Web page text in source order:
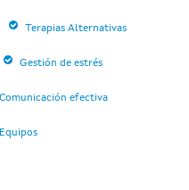
Terapias Alternativas
Gestión de estrés
Comunicación efectiva